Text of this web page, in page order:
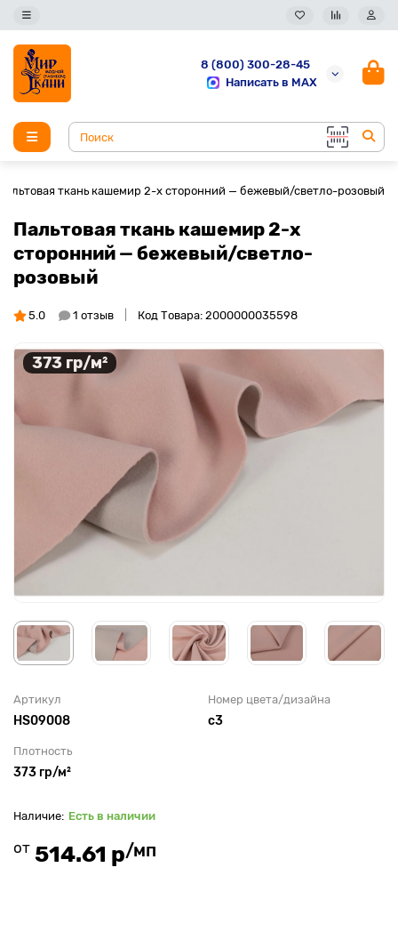
8 (800) 300-28-45
Написать в MAX
ткань кашемир 2-х сторонний — бежевый/светло-розовый
Пальтовая ткань кашемир 2-х
сторонний — бежевый/светло-
розовый
5.0 1 отзыв Код Товара: 2000000035598
373 гр/м²
Артикул
HS09008
Номер цвета/дизайна
с3
Плотность
373 гр/м²
Есть в наличии
от 514.61 р/мп